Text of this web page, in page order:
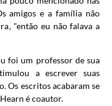
amigos e a família não
"então eu não falava a
foi um professor de sua
a escrever suas
Os escritos acabaram se
é coautor.